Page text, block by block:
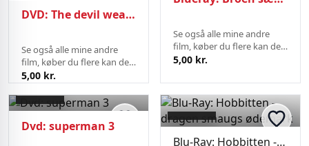
DVD: The devil wears Prada
Se også alle mine andre
film, køber du flere kan de
sendes på samme fragt.
5,00 kr.
Se også alle mine andre
film, køber du flere kan de
sendes på samme fragt.
5,00 kr.
Dvd: superman 3
Blu-Ray: Hobbitten - dragen smaugs ødemark